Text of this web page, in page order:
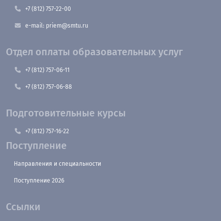
+7 (812) 757-22-00
e-mail: priem@smtu.ru
Отдел оплаты образовательных услуг
+7 (812) 757-06-11
+7 (812) 757-06-88
Подготовительные курсы
+7 (812) 757-16-22
Поступление
Направления и специальности
Поступление 2026
Ссылки